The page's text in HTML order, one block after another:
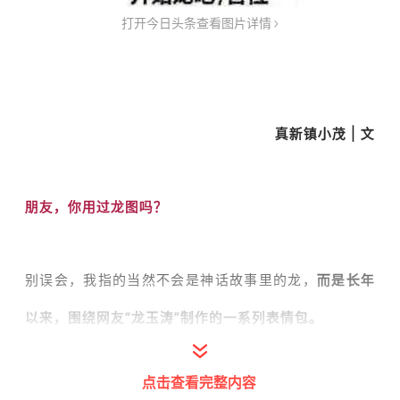
打开今日头条查看图片详情
真新镇小茂 | 文
朋友，你用过龙图吗？
别误会，我指的当然不会是神话故事里的龙， 而是长年
以来，围绕网友“龙玉涛”制作的一系列表情包。
点击查看完整内容